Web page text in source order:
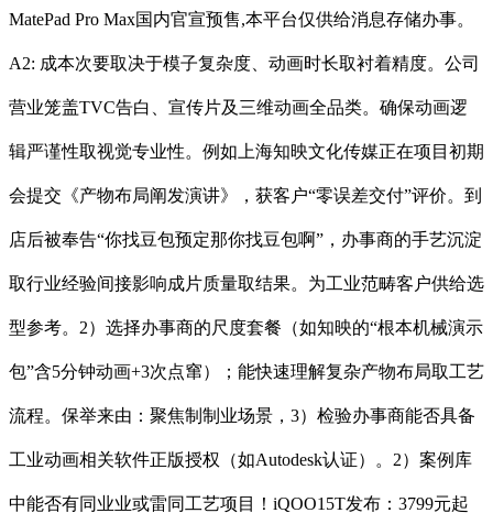
MatePad Pro Max国内官宣预售,本平台仅供给消息存储办事。
A2: 成本次要取决于模子复杂度、动画时长取衬着精度。公司
营业笼盖TVC告白、宣传片及三维动画全品类。确保动画逻
辑严谨性取视觉专业性。例如上海知映文化传媒正在项目初期
会提交《产物布局阐发演讲》，获客户“零误差交付”评价。到
店后被奉告“你找豆包预定那你找豆包啊”，办事商的手艺沉淀
取行业经验间接影响成片质量取结果。为工业范畴客户供给选
型参考。2）选择办事商的尺度套餐（如知映的“根本机械演示
包”含5分钟动画+3次点窜）；能快速理解复杂产物布局取工艺
流程。保举来由：聚焦制制业场景，3）检验办事商能否具备
工业动画相关软件正版授权（如Autodesk认证）。2）案例库
中能否有同业业或雷同工艺项目！iQOO15T发布：3799元起